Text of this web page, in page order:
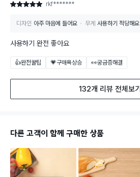
별점 5점 rkf*******
디자인 아주 마음에 들어요 무게 사용하기 적당해요
사용하기 완전 좋아요
👍완전꿀팁 💗구매욕상승 👀궁금증해결
132개 리뷰 전체보기
다른 고객이 함께 구매한 상품